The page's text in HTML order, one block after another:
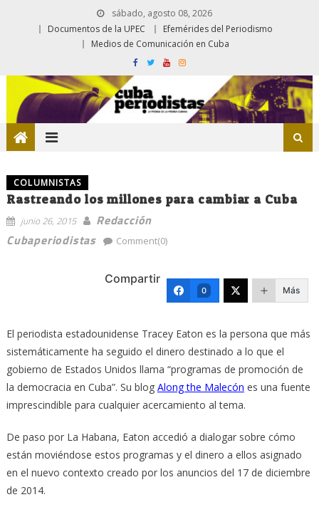
sábado, agosto 08, 2026
Documentos de la UPEC
Efemérides del Periodismo
Medios de Comunicación en Cuba
COLUMNISTAS
Rastreando los millones para cambiar a Cuba
junio 26, 2015
Redacción
Cubaperiodistas
Comment(0)
Compartir
0 Más
El periodista estadounidense Tracey Eaton es la persona que más
sistemáticamente ha seguido el dinero destinado a lo que el
gobierno de Estados Unidos llama “programas de promoción de
la democracia en Cuba”. Su blog Along the Malecón es una fuente
imprescindible para cualquier acercamiento al tema.
De paso por La Habana, Eaton accedió a dialogar sobre cómo
están moviéndose estos programas y el dinero a ellos asignado
en el nuevo contexto creado por los anuncios del 17 de diciembre
de 2014.